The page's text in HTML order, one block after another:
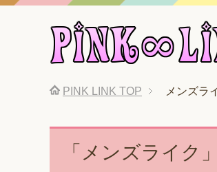
PINK LINK TOP メンズラ
「メンズライク